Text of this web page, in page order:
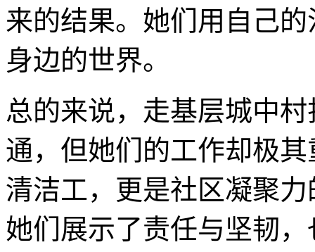
来的结果。她们用自己
身边的世界。
总的来说，走基层城中
通，但她们的工作却极
清洁工，更是社区凝聚
她们展示了责任与坚韧